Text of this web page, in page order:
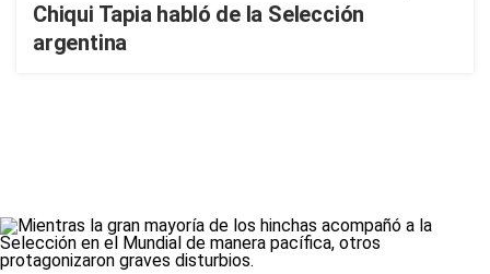
Chiqui Tapia habló de la Selección
argentina